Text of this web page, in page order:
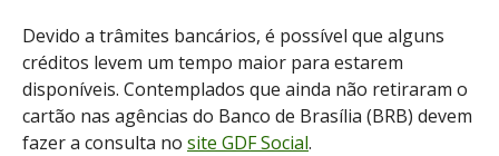
Devido a trâmites bancários, é possível que alguns
créditos levem um tempo maior para estarem
disponíveis. Contemplados que ainda não retiraram o
cartão nas agências do Banco de Brasília (BRB) devem
fazer a consulta no site GDF Social.